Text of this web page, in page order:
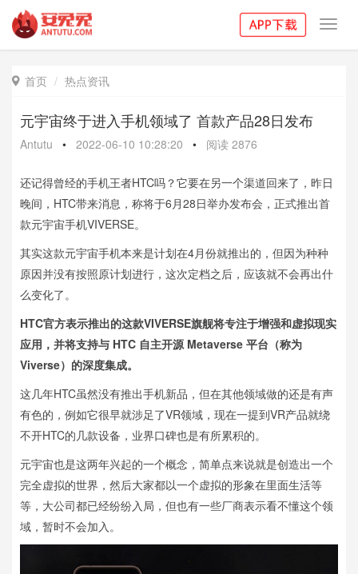
 首页 热点资讯
元宇宙终于进入手机领域了 首款产品28日发布
Antutu • 2022-06-10 10:28:20 • 阅读 2876
还记得曾经的手机王者HTC吗？它要在另一个渠道回来了，昨日
晚间，HTC带来消息，称将于6月28日举办发布会，正式推出首
款元宇宙手机VIVERSE。
其实这款元宇宙手机本来是计划在4月份就推出的，但因为种种
原因并没有按照原计划进行，这次定档之后，应该就不会再出什
么变化了。
HTC官方表示推出的这款VIVERSE旗舰将专注于增强和虚拟现实
应用，并将支持与 HTC 自主开源 Metaverse 平台（称为
Viverse）的深度集成。
这几年HTC虽然没有推出手机新品，但在其他领域做的还是有声
有色的，例如它很早就涉足了VR领域，现在一提到VR产品就绕
不开HTC的几款设备，业界口碑也是有所累积的。
元宇宙也是这两年兴起的一个概念，简单点来说就是创造出一个
完全虚拟的世界，然后大家都以一个虚拟的形象在里面生活等
等，大公司都已经纷纷入局，但也有一些厂商表示看不懂这个领
域，暂时不会加入。